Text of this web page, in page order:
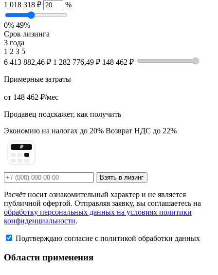
1 018 318 ₽
%
0% 49%
Срок лизинга
3 года
1 2 3 5
6 413 882,46 ₽ 1 282 776,49 ₽ 148 462 ₽
Примерные затраты
от 148 462 ₽/мес
Продавец подскажет, как получить
Экономию на налогах до 20% Возврат НДС до 22%
₽
Взять в лизинг
Расчёт носит ознакомительный характер и не является
публичной офертой. Отправляя заявку, вы соглашаетесь на
обработку персональных данных на условиях политики
конфиденциальности.
Подтверждаю согласие с политикой обработки данных
Области применения